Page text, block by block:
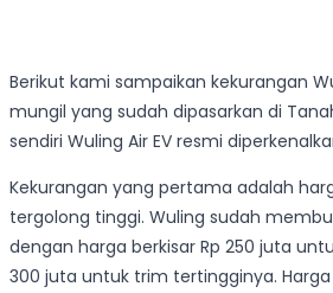
Berikut kami sampaikan kekurangan
mungil yang sudah dipasarkan di
sendiri Wuling Air EV resmi
Kekurangan yang pertama adalah
tergolong tinggi. Wuling sudah
dengan harga berkisar Rp 250 juta
300 juta untuk trim tertingginya.